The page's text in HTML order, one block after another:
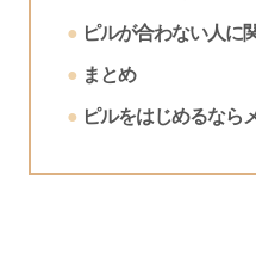
ピルが合わない人に
まとめ
ピルをはじめるなら